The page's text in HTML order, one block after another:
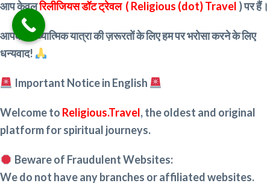
आप केवलरिलीजियस डॉट ट्रेवल ( Religious (dot) Travel ) पर हैं।
आपकी आध्यात्मिक यात्रा की ज़रूरतों के लिए हम पर भरोसा करने के लिए
धन्यवाद!
Important Notice in English
Welcome to Religious.Travel, the oldest and original
platform for spiritual journeys.
Beware of Fraudulent Websites:
We do not have any branches or affiliated websites.